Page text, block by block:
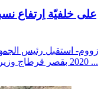
على خلفيّة اِرتفاع
2020 بقصر قرطاج وزير الداخلية هشام الفوراتي. وتمحور اللقاء ح ...